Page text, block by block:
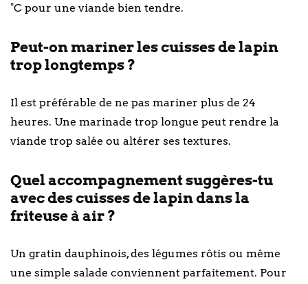
°C pour une viande bien tendre.
Peut-on mariner les cuisses de lapin
trop longtemps ?
Il est préférable de ne pas mariner plus de 24
heures. Une marinade trop longue peut rendre la
viande trop salée ou altérer ses textures.
Quel accompagnement suggères-tu
avec des cuisses de lapin dans la
friteuse à air ?
Un gratin dauphinois, des légumes rôtis ou même
une simple salade conviennent parfaitement. Pour